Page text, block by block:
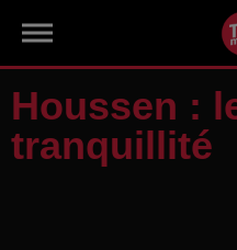
Houssen :
tranquillité